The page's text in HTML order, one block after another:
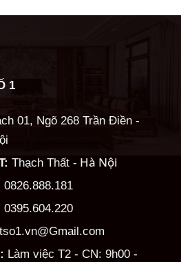
1
01, Ngõ 268 Trần Điền -
Thạch Thất - Hà Nội
0826.888.181
0395.604.220
Làm việc T2 - CN: 9h00 -